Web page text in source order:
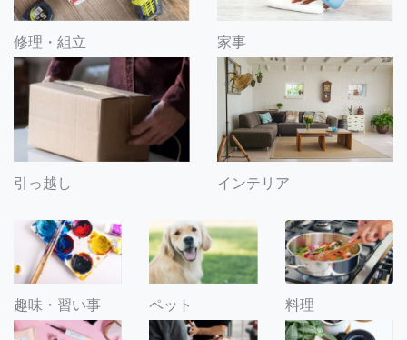
修理・組立 家事
引っ越し インテリア
趣味・習い事 ペット 料理